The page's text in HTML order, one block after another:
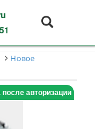
Новое
авторизации